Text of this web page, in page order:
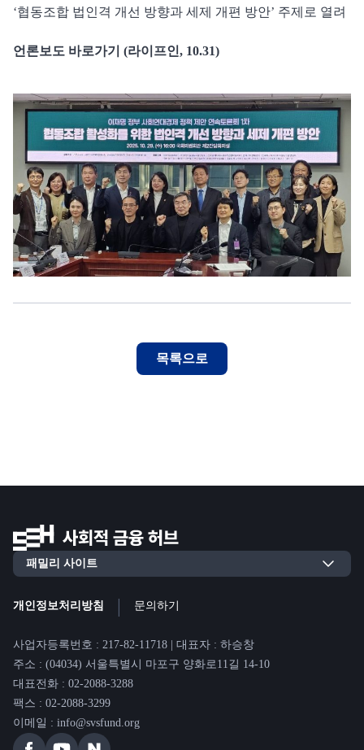
‘협동조합 법인격 개선 방향과 세제 개편 방안’ 주제로 열려
언론보도 바로가기 (라이프인, 10.31)
목록으로
개인정보처리방침 | 문의하기
사업자등록번호 : 217-82-11718 | 대표자 : 하승창
주소 : (04034) 서울특별시 마포구 양화로11길 14-10
대표전화 : 02-2088-3288
팩스 : 02-2088-3299
이메일 : info@svsfund.org